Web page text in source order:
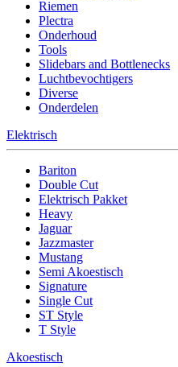
Riemen
Plectra
Onderhoud
Tools
Slidebars and Bottlenecks
Luchtbevochtigers
Diverse
Onderdelen
Elektrisch
Bariton
Double Cut
Elektrisch Pakket
Heavy
Jaguar
Jazzmaster
Mustang
Semi Akoestisch
Signature
Single Cut
ST Style
T Style
Akoestisch